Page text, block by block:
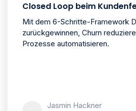
Closed Loop beim
Mit dem 6-Schritte-Framework
zurückgewinnen, Churn
Prozesse automatisieren.
Jasmin Hackner